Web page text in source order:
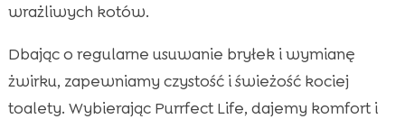
wrażliwych kotów.
Dbając o regularne usuwanie bryłek i wymianę
żwirku, zapewniamy czystość i świeżość kociej
toalety. Wybierając Purrfect Life, dajemy komfort i